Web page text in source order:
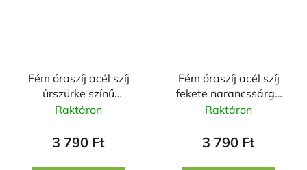
Fém óraszíj acél szíj
űrszürke színű
narancssárga csíkkal
Raktáron
3 790 Ft
Fém óraszíj acél szíj
fekete narancssárga
csíkkal 22 mm
Raktáron
3 790 Ft